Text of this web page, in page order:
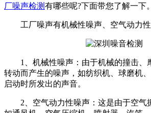
厂噪声检测有哪些呢?下面带您了解一下。
工厂噪声有机械性噪声、空气动力性
1、机械性噪声：由于机械的撞击、
转动而产生的噪声，如纺织机、球磨机
启动时所发出的声音。
2、空气动力性噪声：这是由于空气